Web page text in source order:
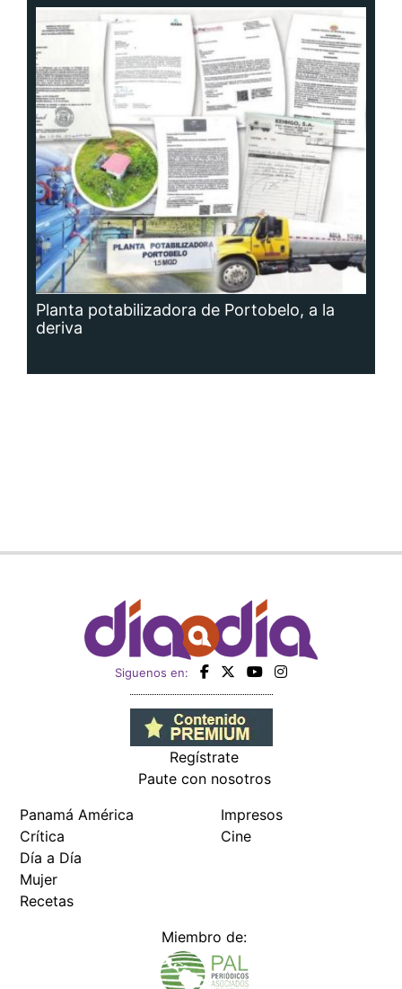
Planta potabilizadora de Portobelo, a la
deriva
Siguenos en:
Regístrate
Paute con nosotros
Panamá América
Crítica
Día a Día
Mujer
Recetas
Impresos
Cine
Miembro de: